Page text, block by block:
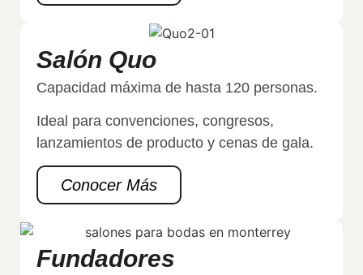
Salón Quo
Capacidad máxima de hasta 120 personas.
Ideal para convenciones, congresos,
lanzamientos de producto y cenas de gala.
Conocer Más
Fundadores